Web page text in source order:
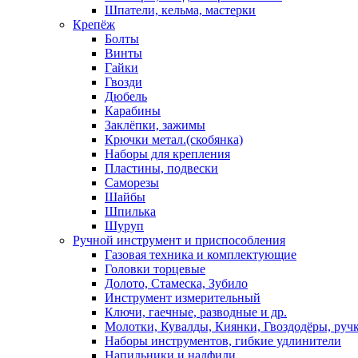
Шпатели, кельма, мастерки
Крепёж
Болты
Винты
Гайки
Гвозди
Дюбель
Карабины
Заклёпки, зажимы
Крючки метал.(скобянка)
Наборы для крепления
Пластины, подвески
Саморезы
Шайбы
Шпилька
Шуруп
Ручной инструмент и приспособления
Газовая техника и комплектующие
Головки торцевые
Долото, Стамеска, Зубило
Инструмент измерительный
Ключи, гаечные, разводные и др.
Молотки, Кувалды, Киянки, Гвоздодёры,
Наборы инструментов, гибкие удлинители
Напильники и надфили